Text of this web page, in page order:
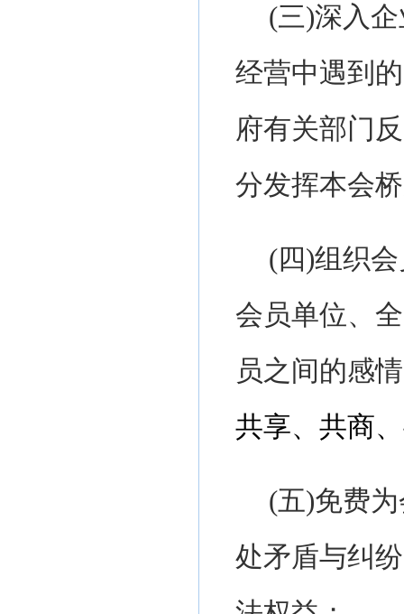
(三)深入
经营中遇到
府有关部门
分发挥本会
(四)组织
会员单位、
员之间的感
共享、共商
(五)免费
处矛盾与纠